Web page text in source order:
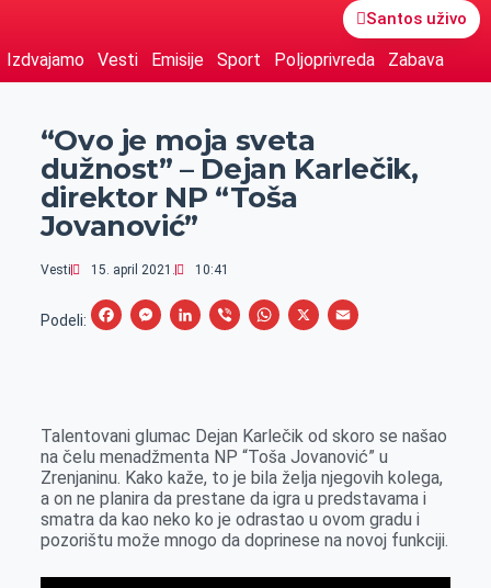
Santos uživo
Izdvajamo Vesti Emisije Sport Poljoprivreda Zabava
“Ovo je moja sveta
dužnost” – Dejan Karlečik,
direktor NP “Toša
Jovanović”
Vesti 15. april 2021. 10:41
Podeli:
F
b
o
o
k
M
e
n
g
e
L
e
d
I
n
V
W
s
A
p
p
X
E
l
Talentovani glumac Dejan Karlečik od skoro se našao
na čelu menadžmenta NP “Toša Jovanović” u
Zrenjaninu. Kako kaže, to je bila želja njegovih kolega,
a on ne planira da prestane da igra u predstavama i
smatra da kao neko ko je odrastao u ovom gradu i
pozorištu može mnogo da doprinese na novoj funkciji.